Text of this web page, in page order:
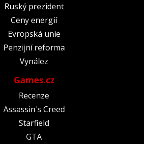
Ruský prezident
Ceny energií
Evropská unie
Penzijní reforma
Vynález
Games.cz
Recenze
Assassin's Creed
Starfield
GTA